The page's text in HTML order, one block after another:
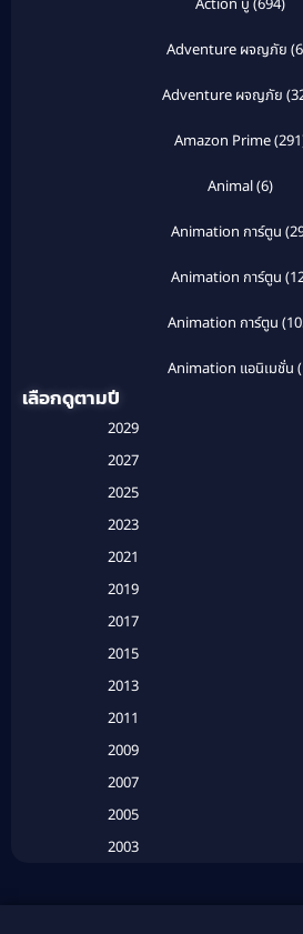
Action บู๊(694)
Adventure ผจญภัย
Adventure ผจญภัย
Amazon Prime
Animal(6)
Animation การ์ตูน
Animation การ์ตูน
Animation การ์ตูน
Animation แอนิเมชั่น
Based on a True Story สร้างจา
Based on a True Story เรื่องจ
Based on a True Story เรื่องจ
เลือกดูตามปี
2029
2027
2025
2023
2021
2019
2017
2015
2013
2011
2009
2007
2005
2003